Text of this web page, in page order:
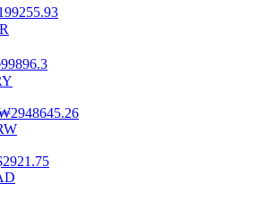
instantâneo
99896.3
2948645.26
2921.75